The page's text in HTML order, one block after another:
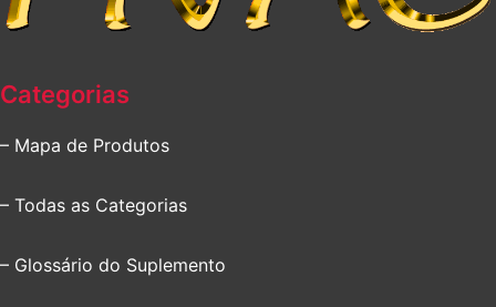
Categorias
– Mapa de Produtos
– Todas as Categorias
– Glossário do Suplemento